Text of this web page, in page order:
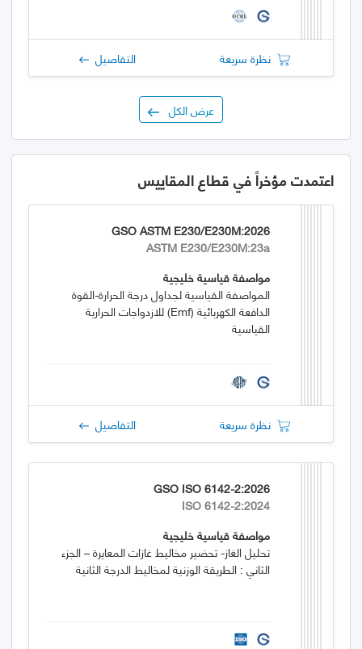
نظرة سريعة التفاصيل
عرض الكل
اعتمدت مؤخراً في قطاع المقاييس
GSO ASTM E230/E230M:2026
ASTM E230/E230M:23a
مواصفة قياسية خليجية
المواصفة القياسية لجداول درجة الحرارة-القوة
الدافعة الكهربائية (emf) للازدواجات الحرارية
القياسية
نظرة سريعة التفاصيل
GSO ISO 6142-2:2026
ISO 6142-2:2024
مواصفة قياسية خليجية
تحليل الغاز- تحضير مخاليط غازات المعايرة – الجزء
الثاني : الطريقة الوزنية لمخاليط الدرجة الثانية